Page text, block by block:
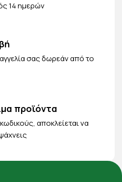
14 ημερών
σας δωρεάν από το
προϊόντα
αποκλείεται να